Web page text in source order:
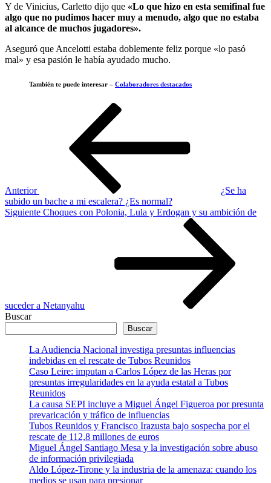
Y de Vinicius, Carletto dijo que «Lo que hizo en esta semifinal fue
algo que no pudimos hacer muy a menudo, algo que no estaba
al alcance de muchos jugadores».
Aseguró que Ancelotti estaba doblemente feliz porque «lo pasó
mal» y esa pasión le había ayudado mucho.
También te puede interesar – Colaboradores destacados
Anterior
¿Se ha
subido un bache a mi escalera? ¿Es normal?
Siguiente
Siguiente Choques con Polonia, Lula y Erdogan y su ambición de
suceder a Netanyahu
Buscar
Buscar
La Audiencia Nacional investiga presuntas influencias
indebidas en el rescate de Tubos Reunidos
Caso Leire: imputan a Carlos López de las Heras por
presuntas irregularidades en la ayuda estatal a Tubos
Reunidos
La causa SEPI incluye a Miguel Ángel Figueroa por presunta
prevaricación y tráfico de influencias
Tubos Reunidos y Francisco Irazusta bajo sospecha por el
rescate de 112,8 millones de euros
Miguel Ángel Santiago Mesa y la investigación sobre abuso
de información privilegiada
Aldo López-Tirone y la industria de la amenaza: cuando los
medios se usan para presionar